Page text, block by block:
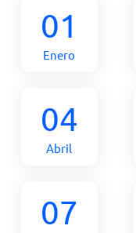
01
Enero
04
Abril
07